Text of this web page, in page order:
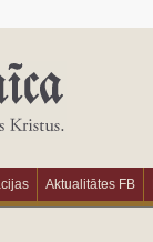
Aktualitātes FB